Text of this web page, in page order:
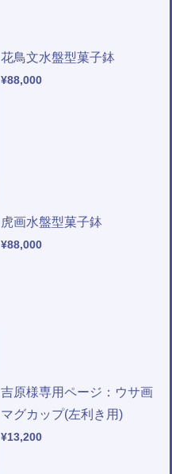
花鳥文水盤型菓子鉢
¥88,000
虎画水盤型菓子鉢
¥88,000
吉原様専用ページ：ウサ画
マグカップ(左利き用)
¥13,200